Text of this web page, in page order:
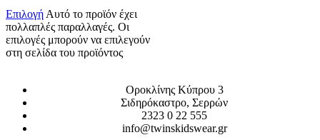
Επιλογή Αυτό το προϊόν έχει
πολλαπλές παραλλαγές. Οι
επιλογές μπορούν να επιλεγούν
στη σελίδα του προϊόντος
Οροκλίνης Κύπρου 3
Σιδηρόκαστρο, Σερρών
2323 0 22 555
info@twinskidswear.gr